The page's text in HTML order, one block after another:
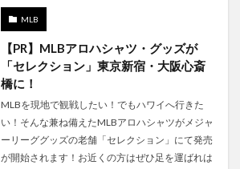
MLB
【PR】MLBアロハシャツ・グッズが
「セレクション」東京新宿・大阪心斎
橋に！
MLBを現地で観戦したい！でもハワイへ行きた
い！そんな兼ね備えたMLBアロハシャツがメジャ
ーリーググッズの老舗「セレクション」にて発売
が開始されます！お近くの方はぜひ足を運ばれは